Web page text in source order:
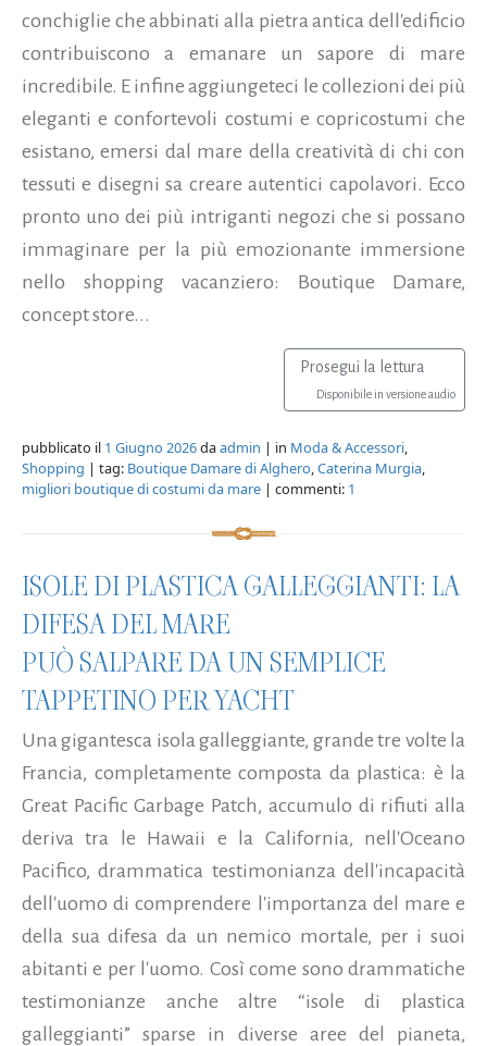
conchiglie che abbinati alla pietra antica dell'edificio
contribuiscono a emanare un sapore di mare
incredibile. E infine aggiungeteci le collezioni dei più
eleganti e confortevoli costumi e copricostumi che
esistano, emersi dal mare della creatività di chi con
tessuti e disegni sa creare autentici capolavori. Ecco
pronto uno dei più intriganti negozi che si possano
immaginare per la più emozionante immersione
nello shopping vacanziero: Boutique Damare,
concept store...
Prosegui la lettura
Disponibile in versione audio
pubblicato il 1 Giugno 2026daadmin | in Moda & Accessori
Shopping | tag: Boutique Damare di Alghero Caterina Murgia
migliori boutique di costumi da mare | commenti: 1
ISOLE DI PLASTICA GALLEGGIANTI: LA
DIFESA DEL MARE
PUÒ SALPARE DA UN SEMPLICE
TAPPETINO PER YACHT
Una gigantesca isola galleggiante, grande tre volte la
Francia, completamente composta da plastica: è la
Great Pacific Garbage Patch, accumulo di rifiuti alla
deriva tra le Hawaii e la California, nell'Oceano
Pacifico, drammatica testimonianza dell'incapacità
dell'uomo di comprendere l'importanza del mare e
della sua difesa da un nemico mortale, per i suoi
abitanti e per l'uomo. Così come sono drammatiche
testimonianze anche altre “isole di plastica
galleggianti” sparse in diverse aree del pianeta,